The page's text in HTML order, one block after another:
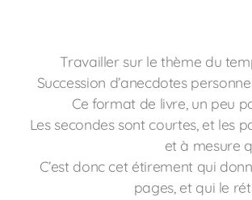
Travailler sur le thème du
Succession d’anecdotes
Ce format de livre, un peu
Les secondes sont courtes, et les
et à mesure
C’est donc cet étirement qui
pages, et qui le